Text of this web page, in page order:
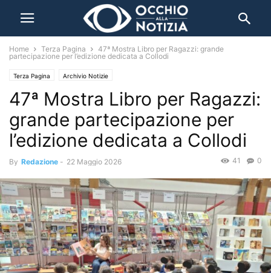
Home Terza Pagina
47ª Mostra Libro per Ragazzi: grande
partecipazione per l’edizione dedicata a Collodi
Terza Pagina Archivio Notizie
47ª Mostra Libro per Ragazzi:
grande partecipazione per
l’edizione dedicata a Collodi
By Redazione - 22 Maggio 2026 0
41